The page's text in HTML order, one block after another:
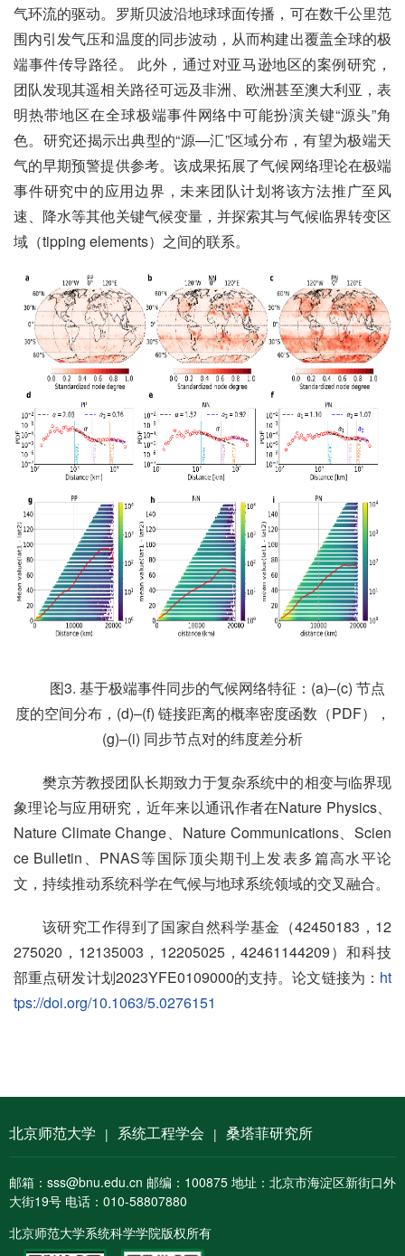
气环流的驱动。罗斯贝波沿地球球面传播，可在数千公里范
围内引发气压和温度的同步波动，从而构建出覆盖全球的极
端事件传导路径。 此外，通过对亚马逊地区的案例研究，
团队发现其遥相关路径可远及非洲、欧洲甚至澳大利亚，表
明热带地区在全球极端事件网络中可能扮演关键“源头”角
色。研究还揭示出典型的“源—汇”区域分布，有望为极端天
气的早期预警提供参考。该成果拓展了气候网络理论在极端
事件研究中的应用边界，未来团队计划将该方法推广至风
速、降水等其他关键气候变量，并探索其与气候临界转变区
域（tipping elements）之间的联系。
图3. 基于极端事件同步的气候网络特征：(a)–(c) 节点
度的空间分布，(d)–(f) 链接距离的概率密度函数（PDF），
(g)–(i) 同步节点对的纬度差分析
樊京芳教授团队长期致力于复杂系统中的相变与临界现
象理论与应用研究，近年来以通讯作者在Nature Physics、
Nature Climate Change、Nature Communications、Scien
ce Bulletin、PNAS等国际顶尖期刊上发表多篇高水平论
文，持续推动系统科学在气候与地球系统领域的交叉融合。
该研究工作得到了国家自然科学基金（42450183，12
275020，12135003，12205025，42461144209）和科技
部重点研发计划2023YFE0109000的支持。论文链接为： ht
tps://doi.org/10.1063/5.0276151
北京师范大学 | 系统工程学会 | 桑塔菲研究所
邮箱：sss@bnu.edu.cn 邮编：100875 地址：北京市海淀区新街口外
大街19号 电话：010-58807880
北京师范大学系统科学学院版权所有